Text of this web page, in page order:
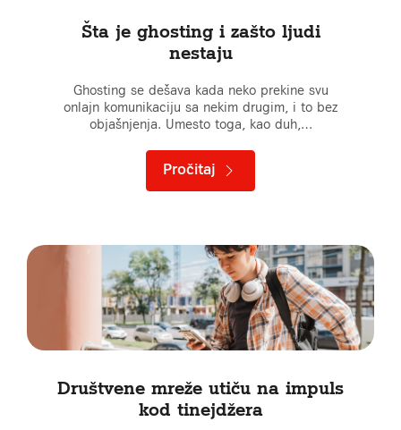
Šta je ghosting i zašto ljudi
nestaju
Ghosting se dešava kada neko prekine svu
onlajn komunikaciju sa nekim drugim, i to bez
objašnjenja. Umesto toga, kao duh,…
Pročitaj
Društvene mreže utiču na impuls
kod tinejdžera